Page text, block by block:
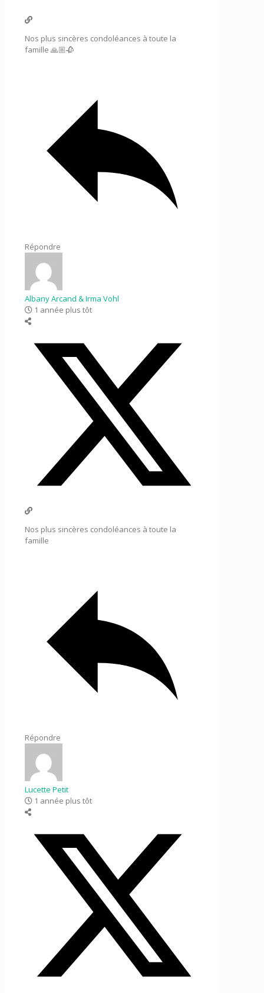
Nos plus sincères condoléances à toute la
famille 🙏🏼🥀
Répondre
Albany Arcand & Irma Vohl
1 année plus tôt
Nos plus sincères condoléances à toute la
famille
Répondre
Lucette Petit
1 année plus tôt